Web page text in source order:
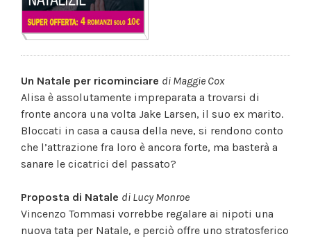
Un Natale per ricominciare di Maggie Cox
Alisa è assolutamente impreparata a trovarsi di
fronte ancora una volta Jake Larsen, il suo ex marito.
Bloccati in casa a causa della neve, si rendono conto
che l’attrazione fra loro è ancora forte, ma basterà a
sanare le cicatrici del passato?
Proposta di Natale di Lucy Monroe
Vincenzo Tommasi vorrebbe regalare ai nipoti una
nuova tata per Natale, e perciò offre uno stratosferico